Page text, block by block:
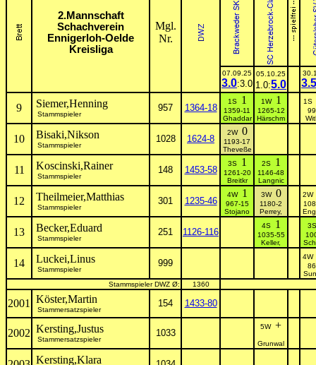
2.Mannschaft
Schachverein
Ennigerloh-Oelde
Kreisliga
Mgl.
Nr.
07.09.25
3.0:3.0
05.10.25
1.0:5.0 3.5
9 Siemer,Henning
Stammspieler
957 1364-18
1S 1
1359-11
Ghaddar
1W 1
1265-12
Härschm
1S
10 Bisaki,Nikson
Stammspieler
1028 1624-8
2W 0
1193-17
Theveße
11 Koscinski,Rainer
Stammspieler
148 1453-58
3S 1
1261-20
Breitkr
2S 1
1146-48
Langnic
12 Theilmeier,Matthias
Stammspieler
301 1235-46
4W 1
967-15
Stojano
3W 0
1180-2
Perrey,
13 Becker,Eduard
Stammspieler
251 1126-116
4S 1
1035-55
Keller,
14 Luckei,Linus
Stammspieler
999
Stammspieler DWZ Ø:
1360
2001 Köster,Martin
Stammersatzspieler
154 1433-80
2002 Kersting,Justus
Stammersatzspieler
1033
5W +
Grunwal
Kersting,Klara